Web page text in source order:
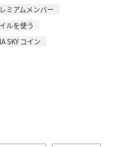
ミアムメンバー
ルを使う
SKY コイン